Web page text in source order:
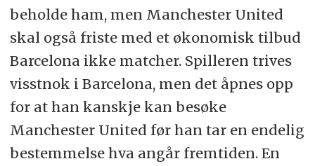
beholde ham, men Manchester United
skal også friste med et økonomisk tilbud
Barcelona ikke matcher. Spilleren trives
visstnok i Barcelona, men det åpnes opp
for at han kanskje kan besøke
Manchester United før han tar en endelig
bestemmelse hva angår fremtiden. En